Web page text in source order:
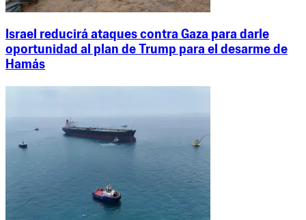
Israel reducirá ataques contra Gaza para darle
oportunidad al plan de Trump para el desarme de
Hamás